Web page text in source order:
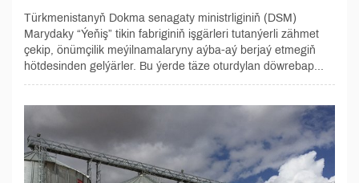
Türkmenistanyň Dokma senagaty ministrliginiň (DSM)
Marydaky “Ýeňiş” tikin fabriginiň işgärleri tutanýerli zähmet
çekip, önümçilik meýilnamalaryny aýba-aý berjaý etmegiň
hötdesinden gelýärler. Bu ýerde täze oturdylan döwrebap...